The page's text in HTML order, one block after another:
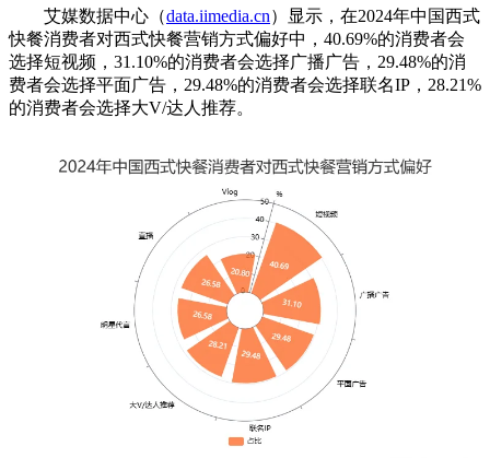
艾媒数据中心（data.iimedia.cn）显示，在2024年中国西式
快餐消费者对西式快餐营销方式偏好中，40.69%的消费者会
选择短视频，31.10%的消费者会选择广播广告，29.48%的消
费者会选择平面广告，29.48%的消费者会选择联名IP，28.21%
的消费者会选择大V/达人推荐。